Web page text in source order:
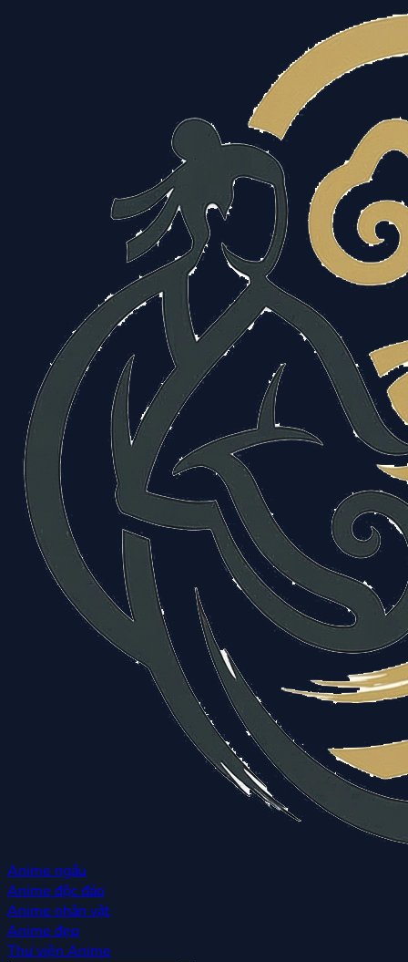
Anime ngầu
Anime độc đáo
Anime nhân vật
Anime đẹp
Thư viện Anime